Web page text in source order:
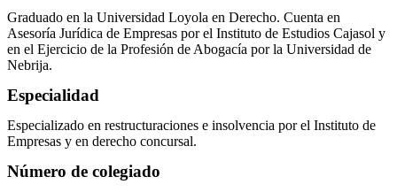
Graduado en la Universidad Loyola en Derecho. Cuenta en
Asesoría Jurídica de Empresas por el Instituto de Estudios Cajasol y
en el Ejercicio de la Profesión de Abogacía por la Universidad de
Nebrija.
Especialidad
Especializado en restructuraciones e insolvencia por el Instituto de
Empresas y en derecho concursal.
Número de colegiado